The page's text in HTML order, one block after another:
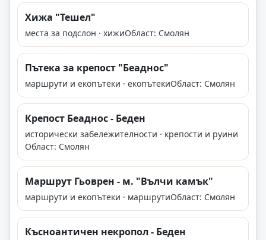
Хижа "Тешел"
места за подслон · хижиОбласт: Смолян
Пътека за крепост "Беаднос"
маршрути и екопътеки · екопътекиОбласт: Смолян
Крепост Беаднос - Беден
исторически забележителности · крепости и руини
Област: Смолян
Маршрут Гьоврен - м. "Вълчи камък"
маршрути и екопътеки · маршрутиОбласт: Смолян
Късноантичен некропол - Беден